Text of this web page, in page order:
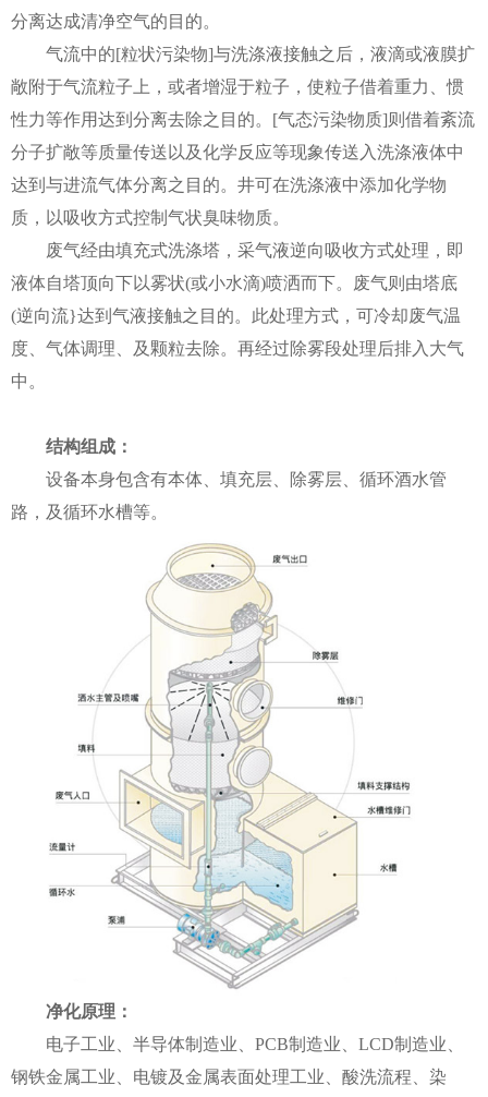
分离达成清净空气的目的。
气流中的[粒状污染物]与洗涤液接触之后，液滴或液膜扩
敞附于气流粒子上，或者增湿于粒子，使粒子借着重力、惯
性力等作用达到分离去除之目的。[气态污染物质]则借着紊流
分子扩敞等质量传送以及化学反应等现象传送入洗涤液体中
达到与进流气体分离之目的。井可在洗涤液中添加化学物
质，以吸收方式控制气状臭味物质。
废气经由填充式洗涤塔，采气液逆向吸收方式处理，即
液体自塔顶向下以雾状(或小水滴)喷洒而下。废气则由塔底
(逆向流}达到气液接触之目的。此处理方式，可冷却废气温
度、气体调理、及颗粒去除。再经过除雾段处理后排入大气
中。
结构组成：
设备本身包含有本体、填充层、除雾层、循环酒水管
路，及循环水槽等。
净化原理：
电子工业、半导体制造业、PCB制造业、LCD制造业、
钢铁金属工业、电镀及金属表面处理工业、酸洗流程、染